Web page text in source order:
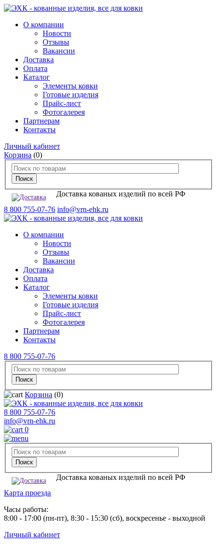
О компании
Новости
Отзывы
Вакансии
Доставка
Оплата
Каталог
Элементы ковки
Готовые изделия
Прайс-лист
Фотогалерея
Партнерам
Контакты
Личный кабинет
Корзина (0)
Доставка кованых изделий по всей РФ
8 800 755-07-76 info@vrn-ehk.ru
О компании
Новости
Отзывы
Вакансии
Доставка
Оплата
Каталог
Элементы ковки
Готовые изделия
Прайс-лист
Фотогалерея
Партнерам
Контакты
8 800 755-07-76
Корзина (0)
8 800 755-07-76
info@vrn-ehk.ru
0
Доставка кованых изделий по всей РФ
Карта проезда
Часы работы:
8:00 - 17:00 (пн-пт), 8:30 - 15:30 (сб), воскресенье - выходной
Личный кабинет